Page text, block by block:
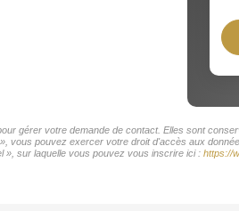
gérer votre demande de contact. Elles sont
pouvez exercer votre droit d'accès aux
», sur laquelle vous pouvez vous inscrire ici : https://